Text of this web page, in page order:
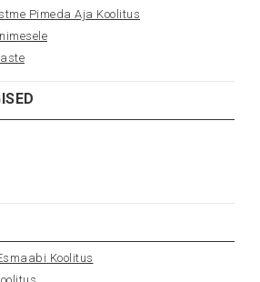
Pimeda Aja Koolitus
Koolitus